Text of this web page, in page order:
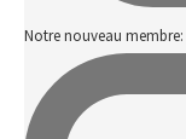
Notre nouveau membre: